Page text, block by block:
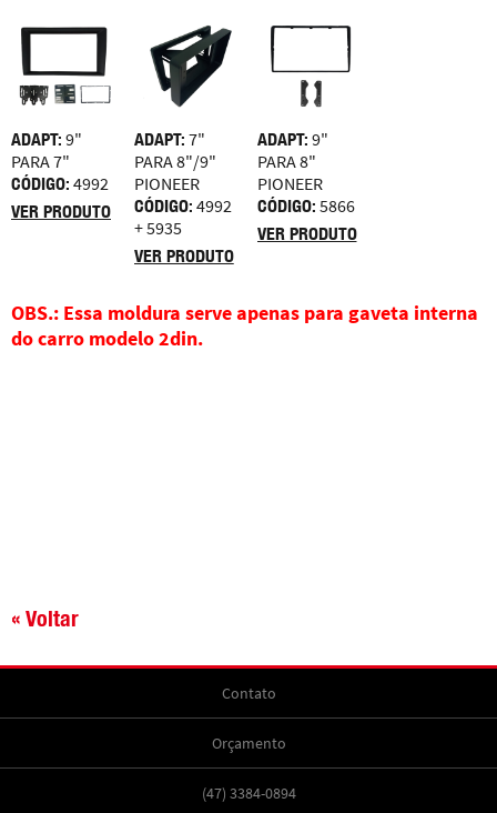
ADAPT: 9"
PARA 7"
CÓDIGO: 4992
VER PRODUTO
ADAPT: 7"
PARA 8"/9"
PIONEER
CÓDIGO: 4992
+ 5935
VER PRODUTO
ADAPT: 9"
PARA 8"
PIONEER
CÓDIGO: 5866
VER PRODUTO
OBS.: Essa moldura serve apenas para gaveta interna
do carro modelo 2din.
« Voltar
Contato
Orçamento
(47) 3384-0894